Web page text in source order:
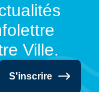
Ville.
S'inscrire